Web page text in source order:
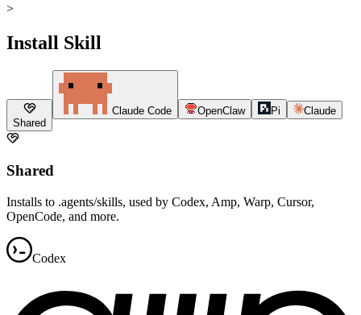
>
Install Skill
Shared
Claude Code OpenClaw Pi Claude
Shared
Installs to .agents/skills, used by Codex, Amp, Warp, Cursor,
OpenCode, and more.
Codex